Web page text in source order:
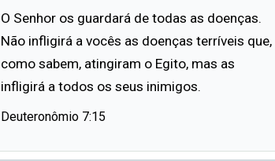
O Senhor os guardará de todas as doenças.
Não infligirá a vocês as doenças terríveis que,
como sabem, atingiram o Egito, mas as
infligirá a todos os seus inimigos.
Deuteronômio 7:15